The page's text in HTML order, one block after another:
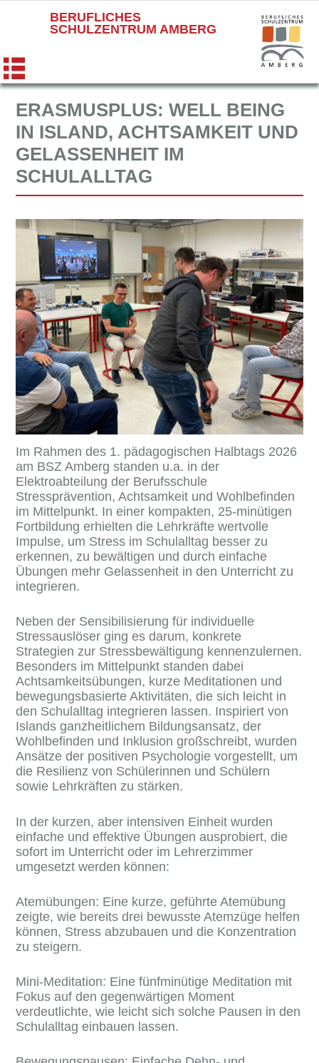
BERUFLICHES
SCHULZENTRUM AMBERG
ERASMUSPLUS: WELL BEING
IN ISLAND, ACHTSAMKEIT UND
GELASSENHEIT IM
SCHULALLTAG
Im Rahmen des 1. pädagogischen Halbtags 2026
am BSZ Amberg standen u.a. in der
Elektroabteilung der Berufsschule
Stressprävention, Achtsamkeit und Wohlbefinden
im Mittelpunkt. In einer kompakten, 25-minütigen
Fortbildung erhielten die Lehrkräfte wertvolle
Impulse, um Stress im Schulalltag besser zu
erkennen, zu bewältigen und durch einfache
Übungen mehr Gelassenheit in den Unterricht zu
integrieren.
Neben der Sensibilisierung für individuelle
Stressauslöser ging es darum, konkrete
Strategien zur Stressbewältigung kennenzulernen.
Besonders im Mittelpunkt standen dabei
Achtsamkeitsübungen, kurze Meditationen und
bewegungsbasierte Aktivitäten, die sich leicht in
den Schulalltag integrieren lassen. Inspiriert von
Islands ganzheitlichem Bildungsansatz, der
Wohlbefinden und Inklusion großschreibt, wurden
Ansätze der positiven Psychologie vorgestellt, um
die Resilienz von Schülerinnen und Schülern
sowie Lehrkräften zu stärken.
In der kurzen, aber intensiven Einheit wurden
einfache und effektive Übungen ausprobiert, die
sofort im Unterricht oder im Lehrerzimmer
umgesetzt werden können:
Atemübungen: Eine kurze, geführte Atemübung
zeigte, wie bereits drei bewusste Atemzüge helfen
können, Stress abzubauen und die Konzentration
zu steigern.
Mini-Meditation: Eine fünfminütige Meditation mit
Fokus auf den gegenwärtigen Moment
verdeutlichte, wie leicht sich solche Pausen in den
Schulalltag einbauen lassen.